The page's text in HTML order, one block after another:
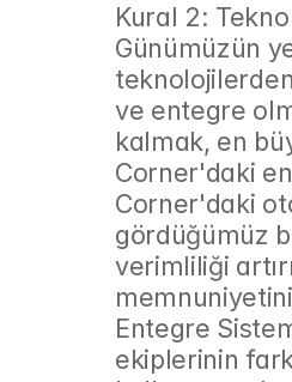
Kural 2:
Günümüzün
ve entegre
kalmak, en
Corner'daki
Corner'daki
gördüğümüz
verimliliği
Entegre
ekiplerinin